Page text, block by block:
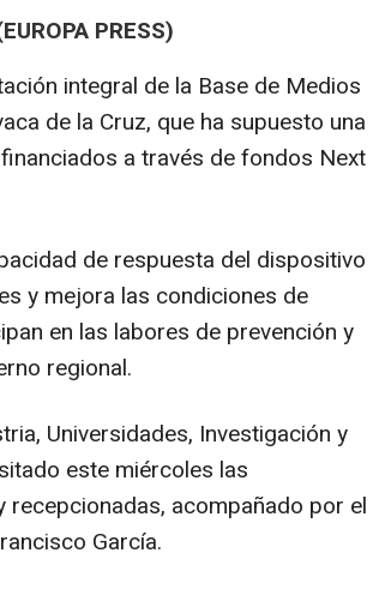
PRESS)
integral de la Base de Medios
de la Cruz, que ha supuesto una
a través de fondos Next
de respuesta del dispositivo
y mejora las condiciones de
en las labores de prevención y
regional.
Universidades, Investigación y
este miércoles las
acompañado por el
García.